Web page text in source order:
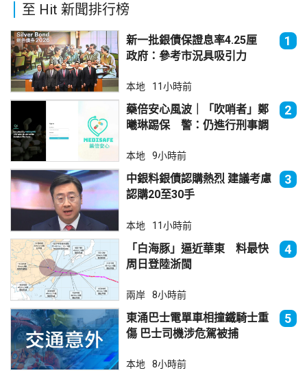
至 Hit 新聞排行榜
新一批銀債保證息率4.25厘
政府：參考市況具吸引力
1
本地 11小時前
藥倍安心風波｜「吹哨者」鄭
曦琳踢保 警：仍進行刑事調
2
本地 9小時前
中銀料銀債認購熱烈 建議考慮
認購20至30手
3
本地 11小時前
「白海豚」逼近華東 料最快
周日登陸浙閩
4
兩岸 8小時前
東涌巴士電單車相撞鐵騎士重
傷 巴士司機涉危駕被捕
5
本地 8小時前